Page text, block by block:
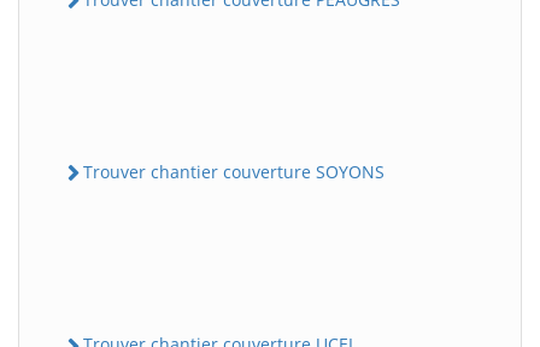
Trouver chantier couverture SOYONS